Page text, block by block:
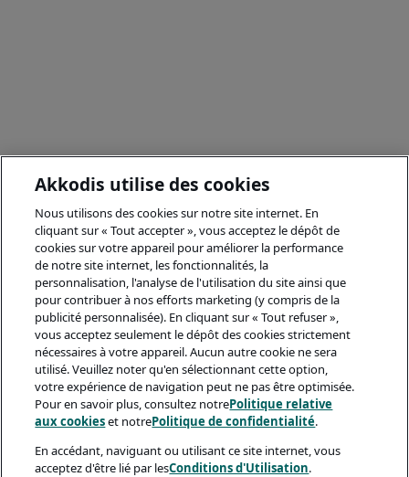
Akkodis utilise des cookies
Nous utilisons des cookies sur notre site internet. En
cliquant sur « Tout accepter », vous acceptez le dépôt de
cookies sur votre appareil pour améliorer la performance
de notre site internet, les fonctionnalités, la
personnalisation, l'analyse de l'utilisation du site ainsi que
pour contribuer à nos efforts marketing (y compris de la
publicité personnalisée). En cliquant sur « Tout refuser »,
vous acceptez seulement le dépôt des cookies strictement
nécessaires à votre appareil. Aucun autre cookie ne sera
utilisé. Veuillez noter qu'en sélectionnant cette option,
votre expérience de navigation peut ne pas être optimisée.
Pour en savoir plus, consultez notrePolitique relative
aux cookieset notrePolitique de confidentialité.
En accédant, naviguant ou utilisant ce site internet, vous
acceptez d'être lié par lesConditions d'Utilisation.